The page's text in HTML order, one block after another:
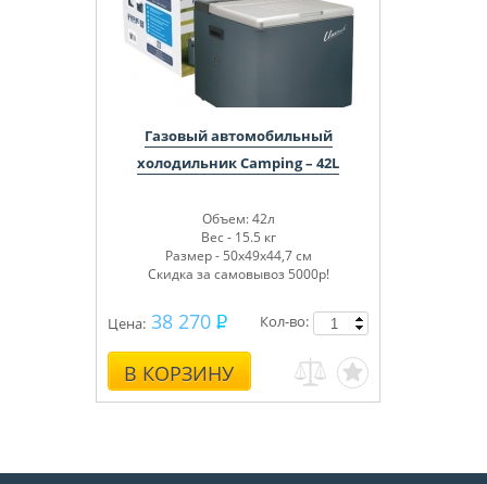
Газовый автомобильный
холодильник Camping – 42L
Объем: 42л
Вес - 15.5 кг
Размер - 50х49х44,7 см
Скидка за самовывоз 5000р!
Цена: 38 270
В КОРЗИНУ
Кол-во: